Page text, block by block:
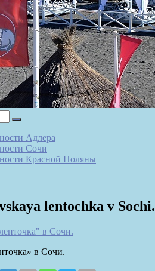
Адлера
Сочи
Красной Поляны
lentochka v Sochi.
в Сочи.